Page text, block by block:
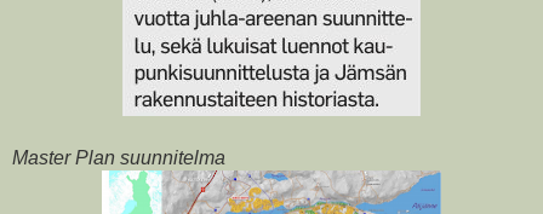
Master Plan suunnitelma